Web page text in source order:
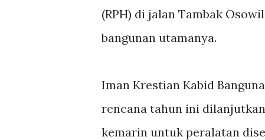
(RPH) di jalan Tambak
bangunan utamanya.
Iman Krestian Kabid
rencana tahun ini
kemarin untuk peralatan